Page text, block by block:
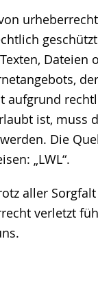
Dateien
aufgrund
ist, muss
Die
„LWL“.
aller
verletzt